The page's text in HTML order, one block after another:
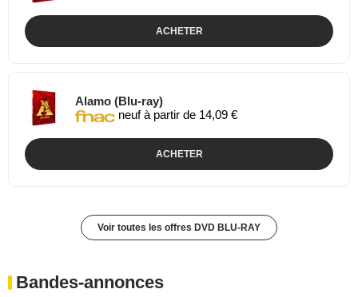
ACHETER
Alamo (Blu-ray)
neuf à partir de 14,09 €
ACHETER
Voir toutes les offres DVD BLU-RAY
Bandes-annonces